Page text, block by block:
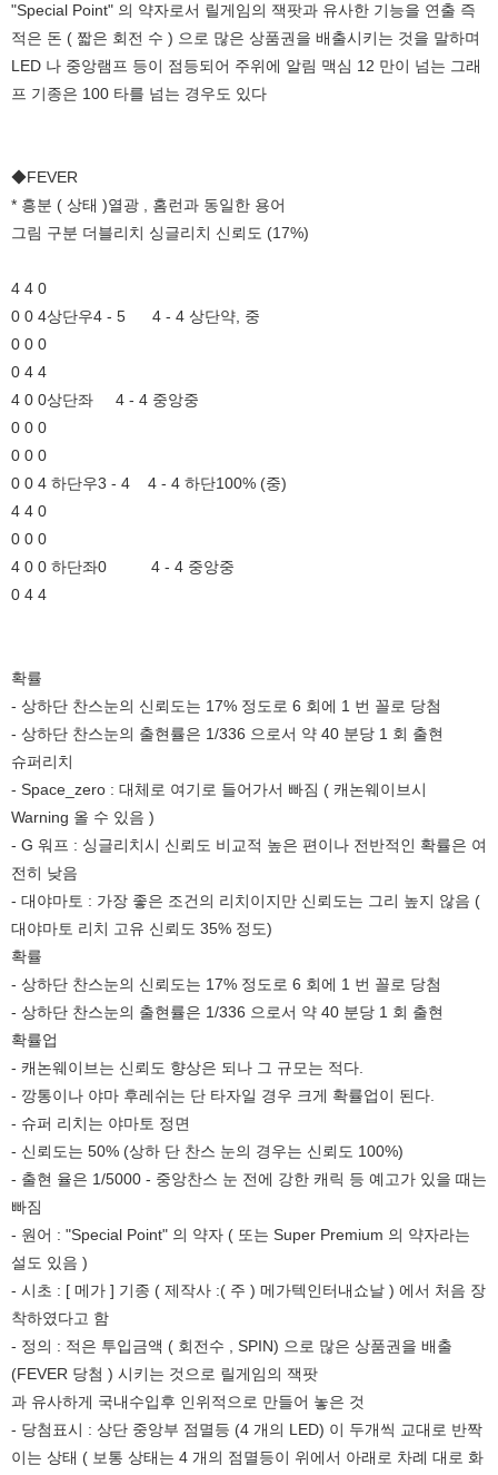
"Special Point" 의 약자로서 릴게임의 잭팟과 유사한 기능을 연출 즉
적은 돈 ( 짧은 회전 수 ) 으로 많은 상품권을 배출시키는 것을 말하며
LED 나 중앙램프 등이 점등되어 주위에 알림 맥심 12 만이 넘는 그래
프 기종은 100 타를 넘는 경우도 있다
◆FEVER
* 흥분 ( 상태 )열광 , 홈런과 동일한 용어
그림 구분 더블리치 싱글리치 신뢰도 (17%)
4 4 0
0 0 4상단우4 - 5 4 - 4 상단약, 중
0 0 0
0 4 4
4 0 0상단좌 4 - 4 중앙중
0 0 0
0 0 0
0 0 4 하단우3 - 4 4 - 4 하단100% (중)
4 4 0
0 0 0
4 0 0 하단좌0 4 - 4 중앙중
0 4 4
확률
- 상하단 찬스눈의 신뢰도는 17% 정도로 6 회에 1 번 꼴로 당첨
- 상하단 찬스눈의 출현률은 1/336 으로서 약 40 분당 1 회 출현
슈퍼리치
- Space_zero : 대체로 여기로 들어가서 빠짐 ( 캐논웨이브시
Warning 올 수 있음 )
- G 워프 : 싱글리치시 신뢰도 비교적 높은 편이나 전반적인 확률은 여
전히 낮음
- 대야마토 : 가장 좋은 조건의 리치이지만 신뢰도는 그리 높지 않음 (
대야마토 리치 고유 신뢰도 35% 정도)
확률
- 상하단 찬스눈의 신뢰도는 17% 정도로 6 회에 1 번 꼴로 당첨
- 상하단 찬스눈의 출현률은 1/336 으로서 약 40 분당 1 회 출현
확률업
- 캐논웨이브는 신뢰도 향상은 되나 그 규모는 적다.
- 깡통이나 야마 후레쉬는 단 타자일 경우 크게 확률업이 된다.
- 슈퍼 리치는 야마토 정면
- 신뢰도는 50% (상하 단 찬스 눈의 경우는 신뢰도 100%)
- 출현 율은 1/5000 - 중앙찬스 눈 전에 강한 캐릭 등 예고가 있을 때는
빠짐
- 원어 : "Special Point" 의 약자 ( 또는 Super Premium 의 약자라는
설도 있음 )
- 시초 : [ 메가 ] 기종 ( 제작사 :( 주 ) 메가텍인터내쇼날 ) 에서 처음 장
착하였다고 함
- 정의 : 적은 투입금액 ( 회전수 , SPIN) 으로 많은 상품권을 배출
(FEVER 당첨 ) 시키는 것으로 릴게임의 잭팟
과 유사하게 국내수입후 인위적으로 만들어 놓은 것
- 당첨표시 : 상단 중앙부 점멸등 (4 개의 LED) 이 두개씩 교대로 반짝
이는 상태 ( 보통 상태는 4 개의 점멸등이 위에서 아래로 차례 대로 화